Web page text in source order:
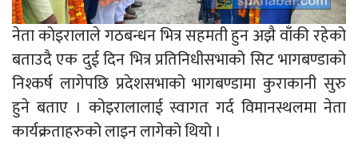
नेता कोइरालाले गठबन्धन भित्र सहमती हुन अझै वाँकी रहेको
बताउदै एक दुई दिन भित्र प्रतिनिधीसभाको सिट भागबण्डाको
निश्कर्ष लागेपछि प्रदेशसभाको भागबण्डामा कुराकानी सुरु
हुने बताए । कोइरालालाई स्वागत गर्द विमानस्थलमा नेता
कार्यक्रताहरुको लाइन लागेको थियो ।